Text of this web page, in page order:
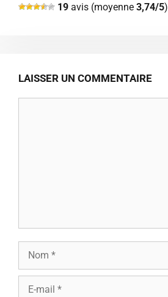
19 avis (moyenne 3,74/5)
LAISSER UN COMMENTAIRE
Nom